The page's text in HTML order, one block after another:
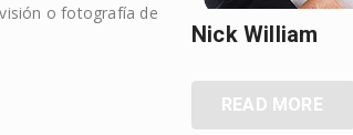
Nick William
READ MORE
o fotografía de